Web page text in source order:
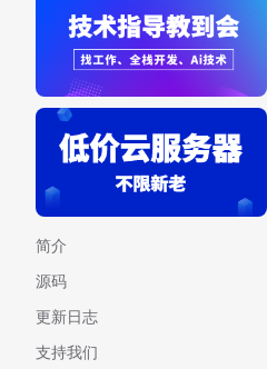
简介
源码
更新日志
支持我们